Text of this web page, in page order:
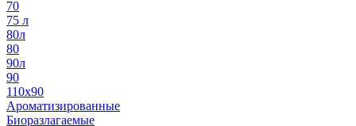
70
75 л
80л
80
90л
90
110х90
Ароматизированные
Биоразлагаемые